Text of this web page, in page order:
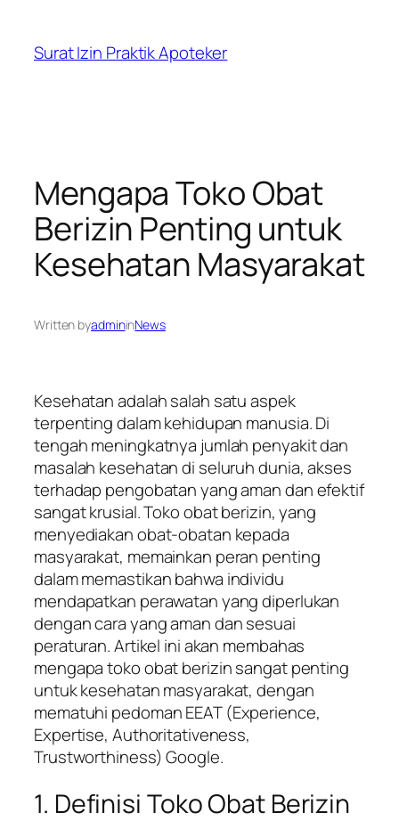
content
Surat Izin Praktik Apoteker
Mengapa Toko Obat
Berizin Penting untuk
Kesehatan Masyarakat
Written byadmininNews
Kesehatan adalah salah satu aspek
terpenting dalam kehidupan manusia. Di
tengah meningkatnya jumlah penyakit dan
masalah kesehatan di seluruh dunia, akses
terhadap pengobatan yang aman dan efektif
sangat krusial. Toko obat berizin, yang
menyediakan obat-obatan kepada
masyarakat, memainkan peran penting
dalam memastikan bahwa individu
mendapatkan perawatan yang diperlukan
dengan cara yang aman dan sesuai
peraturan. Artikel ini akan membahas
mengapa toko obat berizin sangat penting
untuk kesehatan masyarakat, dengan
mematuhi pedoman EEAT (Experience,
Expertise, Authoritativeness,
Trustworthiness) Google.
1. Definisi Toko Obat Berizin